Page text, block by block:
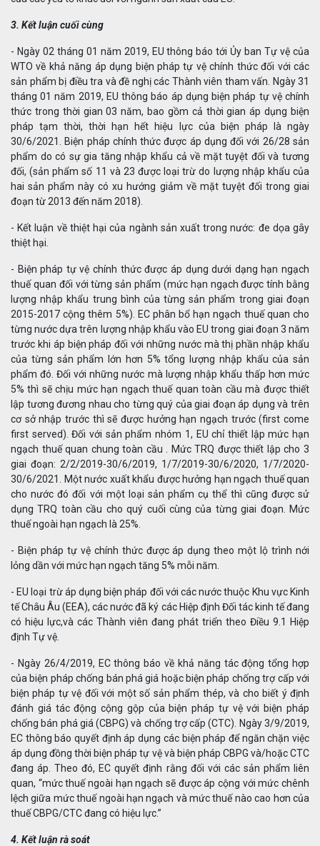
3. Kết luận cuối cùng
- Ngày 02 tháng 01 năm 2019, EU thông báo tới Ủy ban Tự vệ của
WTO về khả năng áp dụng biện pháp tự vệ chính thức đối với các
sản phẩm bị điều tra và đề nghị các Thành viên tham vấn. Ngày 31
tháng 01 năm 2019, EU thông báo áp dụng biện pháp tự vệ chính
thức trong thời gian 03 năm, bao gồm cả thời gian áp dụng biện
pháp tạm thời, thời hạn hết hiệu lực của biện pháp là ngày
30/6/2021. Biện pháp chính thức được áp dụng đối với 26/28 sản
phẩm do có sự gia tăng nhập khẩu cả về mặt tuyệt đối và tương
đối, (sản phẩm số 11 và 23 được loại trừ do lượng nhập khẩu của
hai sản phẩm này có xu hướng giảm về mặt tuyệt đối trong giai
đoạn từ 2013 đến năm 2018).
- Kết luận về thiệt hại của ngành sản xuất trong nước: đe dọa gây
thiệt hại.
- Biện pháp tự vệ chính thức được áp dụng dưới dạng hạn ngạch
thuế quan đối với từng sản phẩm (mức hạn ngạch được tính bằng
lượng nhập khẩu trung bình của từng sản phẩm trong giai đoạn
2015-2017 cộng thêm 5%). EC phân bổ hạn ngạch thuế quan cho
từng nước dựa trên lượng nhập khẩu vào EU trong giai đoạn 3 năm
trước khi áp biện pháp đối với những nước mà thị phần nhập khẩu
của từng sản phẩm lớn hơn 5% tổng lượng nhập khẩu của sản
phẩm đó. Đối với những nước mà lượng nhập khẩu thấp hơn mức
5% thì sẽ chịu mức hạn ngạch thuế quan toàn cầu mà được thiết
lập tương đương nhau cho từng quý của giai đoạn áp dụng và trên
cơ sở nhập trước thì sẽ được hưởng hạn ngạch trước (first come
first served). Đối với sản phẩm nhóm 1, EU chỉ thiết lập mức hạn
ngạch thuế quan chung toàn cầu . Mức TRQ được thiết lập cho 3
giai đoạn: 2/2/2019-30/6/2019, 1/7/2019-30/6/2020, 1/7/2020-
30/6/2021. Một nước xuất khẩu được hưởng hạn ngạch thuế quan
cho nước đó đối với một loại sản phẩm cụ thể thì cũng được sử
dụng TRQ toàn cầu cho quý cuối cùng của từng giai đoạn. Mức
thuế ngoài hạn ngạch là 25%.
- Biện pháp tự vệ chính thức được áp dụng theo một lộ trình nới
lỏng dần với mức hạn ngạch tăng 5% mỗi năm.
- EU loại trừ áp dụng biện pháp đối với các nước thuộc Khu vực Kinh
tế Châu Âu (EEA), các nước đã ký các Hiệp định Đối tác kinh tế đang
có hiệu lực,và các Thành viên đang phát triển theo Điều 9.1 Hiệp
định Tự vệ.
- Ngày 26/4/2019, EC thông báo về khả năng tác động tổng hợp
của biện pháp chống bán phá giá hoặc biện pháp chống trợ cấp với
biện pháp tự vệ đối với một số sản phẩm thép, và cho biết ý định
đánh giá tác động cộng gộp của biện pháp tự vệ với biện pháp
chống bán phá giá (CBPG) và chống trợ cấp (CTC). Ngày 3/9/2019,
EC thông báo quyết định áp dụng các biện pháp để ngăn chặn việc
áp dụng đồng thời biện pháp tự vệ và biện pháp CBPG và/hoặc CTC
đang áp. Theo đó, EC quyết định rằng đối với các sản phẩm liên
quan, “mức thuế ngoài hạn ngạch sẽ được áp cộng với mức chênh
lệch giữa mức thuế ngoài hạn ngạch và mức thuế nào cao hơn của
thuế CBPG/CTC đang có hiệu lực.”
4. Kết luận rà soát